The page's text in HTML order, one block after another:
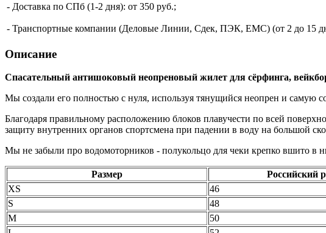
- Доставка по СПб (1-2 дня): от 350 руб.;
- Транспортные компании (Деловые Линии, Сдек, ПЭК, ЕМС) (от 2 до 15
Описание
Спасательный антишоковый неопреновый жилет для сёрфинга,
Мы создали его полностью с нуля, используя тянущийся неопрен и
Благодаря правильному расположению блоков плавучести по всей
защиту внутренних органов спортсмена при падении в воду на большой
Мы не забыли про водомоторников - полукольцо для чеки крепко вшито в
Размер Российский
XS
46
S
48
M
50